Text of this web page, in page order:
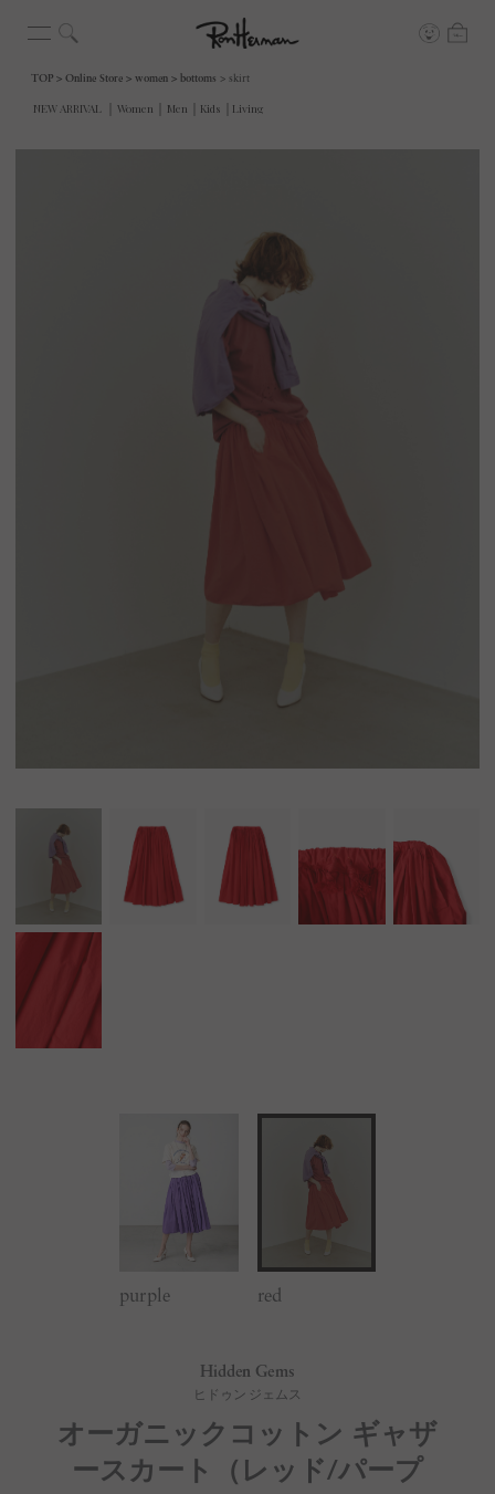
TOP Online Store women bottoms skirt
purple red
Hidden Gems
ヒドゥン ジェムス
オーガニックコットン ギャザ
ースカート（レッド/パープ